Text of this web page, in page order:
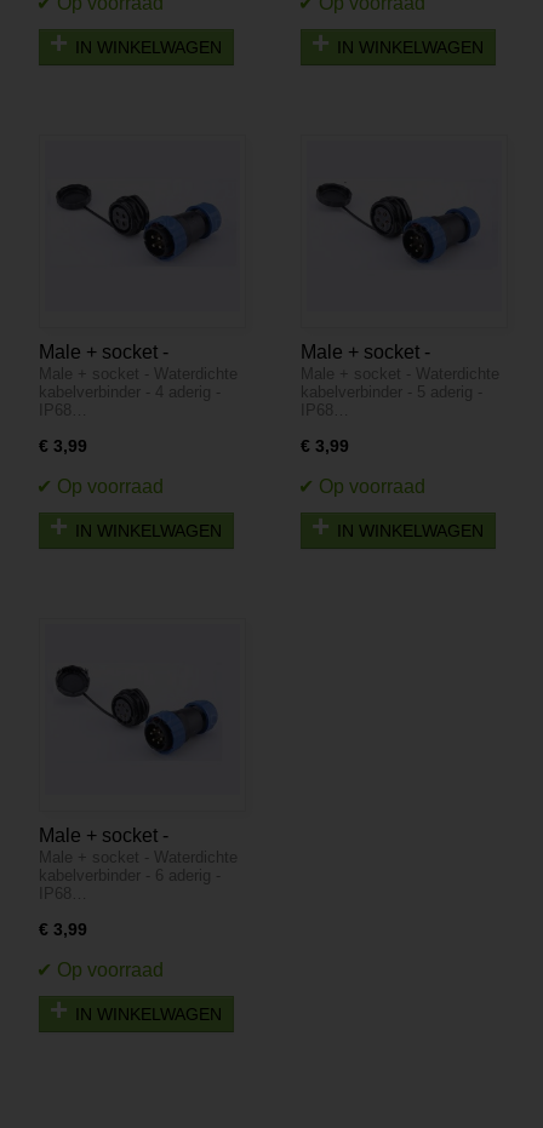
IN WINKELWAGEN IN WINKELWAGEN
Male + socket -
Waterdichte
kabelverbinder - 4
Male + socket - Waterdichte
kabelverbinder - 4 aderig -
IP68…
€ 3,99
IN WINKELWAGEN
Male + socket -
Waterdichte
kabelverbinder - 5
Male + socket - Waterdichte
kabelverbinder - 5 aderig -
IP68…
€ 3,99
IN WINKELWAGEN
Male + socket -
Waterdichte
kabelverbinder - 6
Male + socket - Waterdichte
kabelverbinder - 6 aderig -
IP68…
€ 3,99
IN WINKELWAGEN